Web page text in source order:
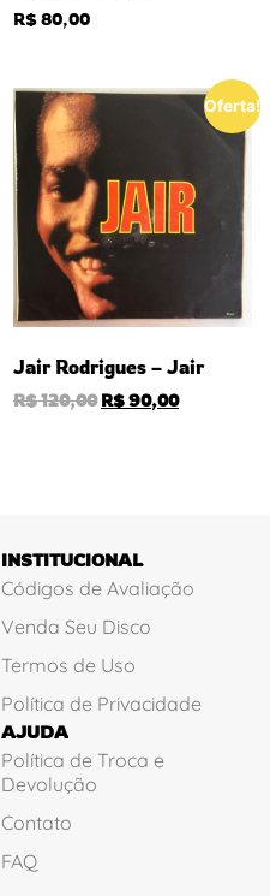
R$80,00
Oferta!
Jair Rodrigues – Jair
R$120,00R$90,00
INSTITUCIONAL
Códigos de Avaliação
Venda Seu Disco
Termos de Uso
Política de Privacidade
AJUDA
Política de Troca e
Devolução
Contato
FAQ